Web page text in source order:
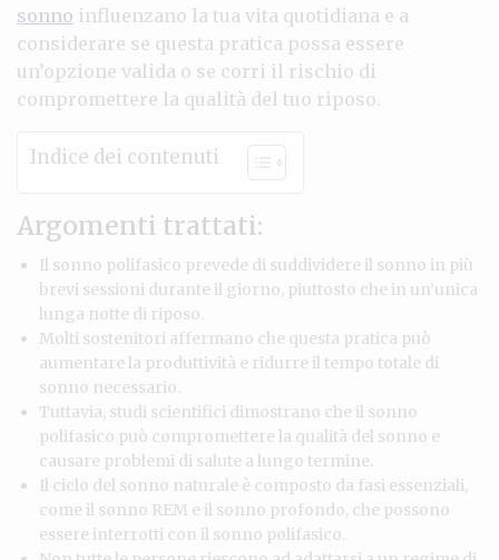
sonno influenzano la tua vita quotidiana e a
considerare se questa pratica possa essere
un’opzione valida o se corri il rischio di
compromettere la qualità del tuo riposo.
Indice dei contenuti
Argomenti trattati:
Il sonno polifasico prevede di suddividere il sonno in più
brevi sessioni durante il giorno, piuttosto che in un’unica
lunga notte di riposo.
Molti sostenitori affermano che questa pratica può
aumentare la produttività e ridurre il tempo totale di
sonno necessario.
Tuttavia, studi scientifici dimostrano che il sonno
polifasico può compromettere la qualità del sonno e
causare problemi di salute a lungo termine.
Il ciclo del sonno naturale è composto da fasi essenziali,
come il sonno REM e il sonno profondo, che possono
essere interrotti con il sonno polifasico.